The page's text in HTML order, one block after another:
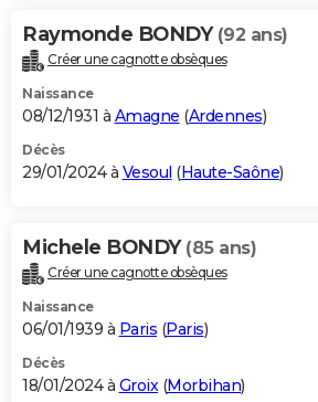
Raymonde BONDY (92 ans)
Créer une cagnotte obsèques
Naissance
08/12/1931 à Amagne (Ardennes)
Décès
29/01/2024 à Vesoul (Haute-Saône)
Michele BONDY (85 ans)
Créer une cagnotte obsèques
Naissance
06/01/1939 à Paris (Paris)
Décès
18/01/2024 à Groix(Morbihan)